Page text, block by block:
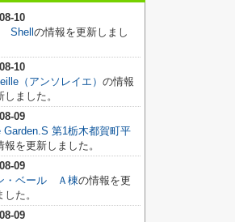
10
Shell の情報を更新しまし
10
（アンソレイエ） の情報
しました。
09
Garden.S 第1栃木都賀町平
報を更新しました。
09
・ベール Ａ棟の情報を更
た。
09